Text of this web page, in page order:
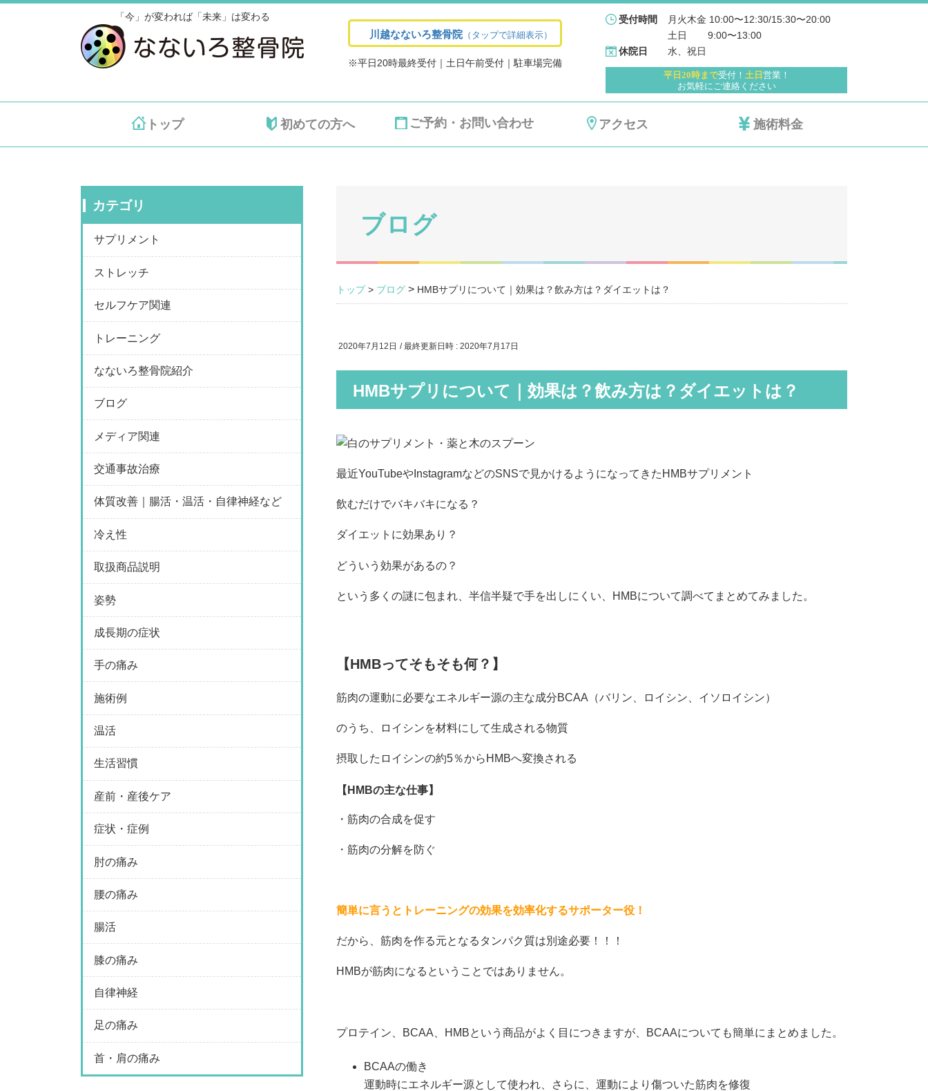
「今」が変われば「未来」は変わる
川越なないろ整骨院（タップで詳細表示）
※平日20時最終受付｜土日午前受付｜駐車場完備
受付時間
月火木金 10:00〜12:30/15:30〜20:00
土日 　   9:00〜13:00
休院日 水、祝日
平日20時まで受付！ 土日 営業！
お気軽にご連絡ください
トップ 初めての方へ ご予約・お問い合わせ アクセス 施術料金
ブログ
トップ> ブログ > HMBサプリについて｜効果は？飲み方は？ダイエットは？
2020年7月12日 / 最終更新日時 : 2020年7月17日
HMBサプリについて｜効果は？飲み方は？ダイエットは？
最近YouTubeやInstagramなどのSNSで見かけるようになってきたHMBサプリメント
飲むだけでバキバキになる？
ダイエットに効果あり？
どういう効果があるの？
という多くの謎に包まれ、半信半疑で手を出しにくい、HMBについて調べてまとめてみました。
【HMBってそもそも何？】
筋肉の運動に必要なエネルギー源の主な成分BCAA（バリン、ロイシン、イソロイシン）
のうち、ロイシンを材料にして生成される物質
摂取したロイシンの約5％からHMBへ変換される
【HMBの主な仕事】
・筋肉の合成を促す
・筋肉の分解を防ぐ
簡単に言うとトレーニングの効果を効率化するサポーター役！
だから、筋肉を作る元となるタンパク質は別途必要！！！
HMBが筋肉になるということではありません。
プロテイン、BCAA、HMBという商品がよく目につきますが、BCAAについても簡単にまとめました。
BCAAの働き
運動時にエネルギー源として使われ、さらに、運動により傷ついた筋肉を修復
カテゴリ
サプリメント
ストレッチ
セルフケア関連
トレーニング
なないろ整骨院紹介
ブログ
メディア関連
交通事故治療
体質改善｜腸活・温活・自律神経など
冷え性
取扱商品説明
姿勢
成長期の症状
手の痛み
施術例
温活
生活習慣
産前・産後ケア
症状・症例
肘の痛み
腰の痛み
腸活
膝の痛み
自律神経
足の痛み
首・肩の痛み